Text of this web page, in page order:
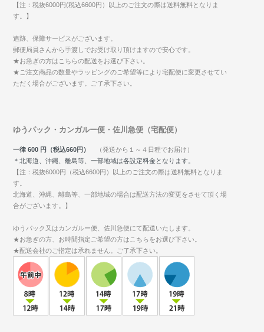
【注：税抜6000円(税込6600円）以上のご注文の際は送料無料となりま
す。】
追跡、保障サービスがございます。
郵便局員さんから手渡しでお受け取り頂けますので安心です。
★お急ぎの方はこちらの配送をお選び下さい。
★ご注文商品の数量やラッピングのご希望等により宅配便に変更させてい
ただく場合がございます。ご了承下さい。
ゆうパック・カンガルー便・佐川急便（宅配便）
一律 600 円（税込660円）
（発送から１～４日程でお届け）
＊北海道、沖縄、離島等、一部地域は各設定料金となります。
【注：税抜6000円（税込6600円）以上のご注文の際は送料無料となりま
す。
北海道、沖縄、離島等、一部地域の場合は配送方法の変更をさせて頂く場
合がございます。】
ゆうパック又はカンガルー便、佐川急便にて配送いたします。
★お急ぎの方、お時間指定ご希望の方はこちらをお選び下さい。
★配送会社のご指定は承れません。ご了承下さい。